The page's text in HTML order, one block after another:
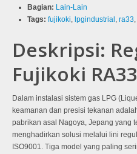
Bagian: Lain-Lain
Tags: fujikoki, lpgindustrial , ra33,
Deskripsi:
Fujikoki
Dalam instalasi sistem gas LPG
keamanan dan presisi tekanan
pabrikan asal Nagoya, Jepang yang
menghadirkan solusi melalui lini
ISO9001. Tiga model yang paling